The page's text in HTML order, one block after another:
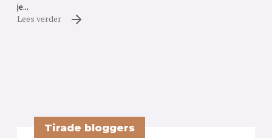
je...
Lees verder
Tirade bloggers